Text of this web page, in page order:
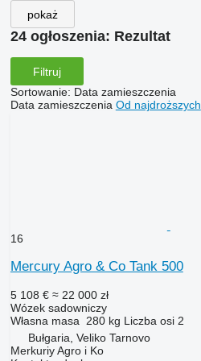
pokaż
24 ogłoszenia: Rezultat
Filtruj
Sortowanie: Data zamieszczenia
Data zamieszczenia Od najdroższych
16
Mercury Agro & Co Tank 500
5 108 € ≈ 22 000 zł
Wózek sadowniczy
Własna masa
280 kg Liczba osi 2
Bułgaria, Veliko Tarnovo
Merkuriy Agro i Ko